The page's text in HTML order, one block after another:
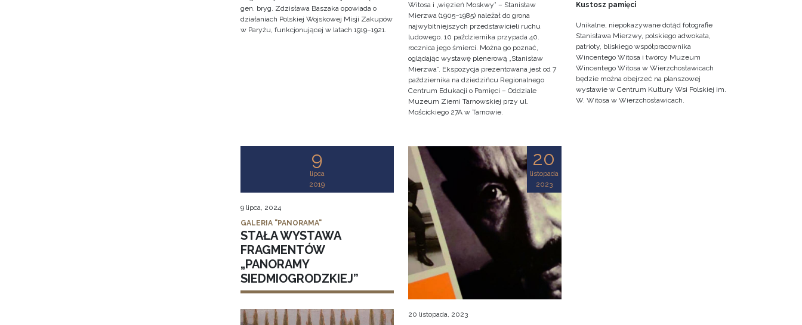
gen. bryg. Zdzisława Baszaka opowiada o
działaniach Polskiej Wojskowej Misji Zakupów
w Paryżu, funkcjonującej w latach 1919–1921.
Witosa i „więzień Moskwy” – Stanisław
Mierzwa (1905–1985) należał do grona
najwybitniejszych przedstawicieli ruchu
ludowego. 10 października przypada 40.
rocznica jego śmierci. Można go poznać,
oglądając wystawę plenerową „Stanisław
Mierzwa”. Ekspozycja prezentowana jest od 7
października na dziedzińcu Regionalnego
Centrum Edukacji o Pamięci – Oddziale
Muzeum Ziemi Tarnowskiej przy ul.
Mościckiego 27A w Tarnowie.
Kustosz pamięci
Unikalne, niepokazywane dotąd fotografie
Stanisława Mierzwy, polskiego adwokata,
patrioty, bliskiego współpracownika
Wincentego Witosa i twórcy Muzeum
Wincentego Witosa w Wierzchosławicach
będzie można obejrzeć na planszowej
wystawie w Centrum Kultury Wsi Polskiej im.
W. Witosa w Wierzchosławicach.
9
lipca
2019
9 lipca, 2024
GALERIA "PANORAMA"
STAŁA WYSTAWA
FRAGMENTÓW
„PANORAMY
SIEDMIOGRODZKIEJ”
20
listopada
2023
20 listopada, 2023